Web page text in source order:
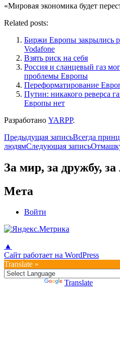
«Мировая экономика будет
Related posts:
Биржи Европы закрылись
Vodafone
Взять риск на себя
Россия и сланцевый газ
проблемы Европы
Переформатирование
Путин: никакого реверса
Европы нет
Разработано YARPP.
Навигация
по
записям
Предыдущая записьВсегда
людямСледующая запись
За мир, за дружбу,
Мета
Войти
▲
Сайт работает на WordPress
Translate »
Translate